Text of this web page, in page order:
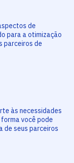
de
para a otimização
parceiros de
às necessidades
você pode
de seus parceiros